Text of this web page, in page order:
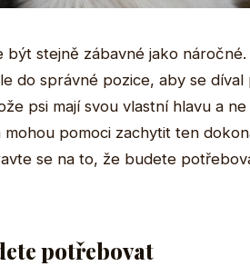
být stejně zábavné jako
do správné pozice, aby se
psi mají svou vlastní hlavu a
pomoci zachytit ten
se na to, že budete
potřebovat